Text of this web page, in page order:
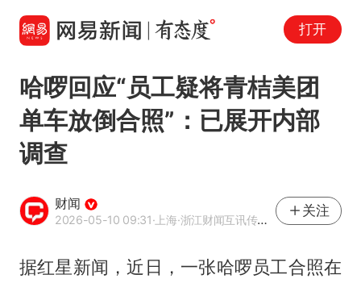
打开
哈啰回应“员工疑将青桔美团
单车放倒合照”：已展开内部
调查
财闻
2026-05-10 09:31·上海·浙江财闻互讯传媒有限公司官方账号
关注
据红星新闻，近日，一张哈啰员工合照在